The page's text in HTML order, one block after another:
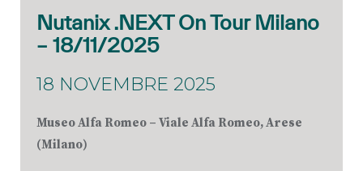
Nutanix .NEXT On Tour Milano
– 18/11/2025
18 NOVEMBRE 2025
Museo Alfa Romeo – Viale Alfa Romeo, Arese
(Milano)